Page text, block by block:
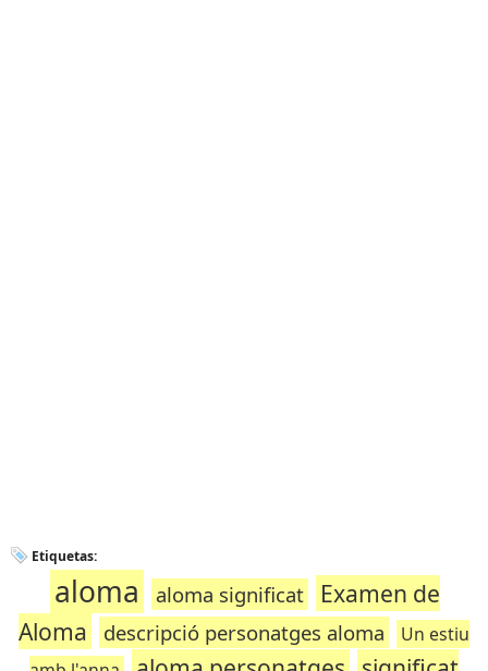
Etiquetas:
aloma aloma significat
Examen de
Aloma
descripció personatges aloma
Un estiu